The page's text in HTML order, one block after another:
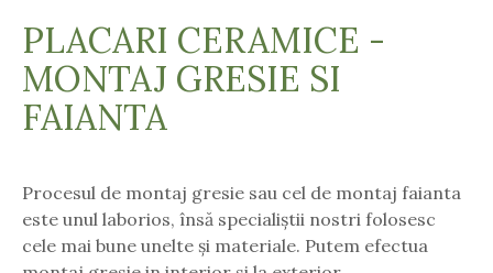
PLACARI CERAMICE -
MONTAJ GRESIE SI
FAIANTA
Procesul de montaj gresie sau cel de montaj faianta
este unul laborios, însă specialiștii nostri folosesc
cele mai bune unelte și materiale. Putem efectua